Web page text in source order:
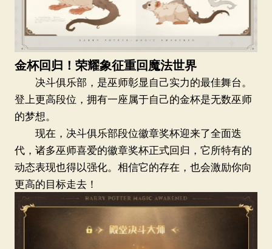
金杯回归！荣耀象征重回魔法世界
决斗俱乐部，是巫师彰显自己实力的最佳舞台。
登上更高段位，拥有一座属于自己的金杯是无数巫师
的梦想。
现在，决斗俱乐部段位徽章奖杯迎来了全面迭
代，诸多巫师喜爱的徽章奖杯正式回归，它所特有的
动态表现也得以强化。相信它的存在，也会激励你向
更高的目标走去！